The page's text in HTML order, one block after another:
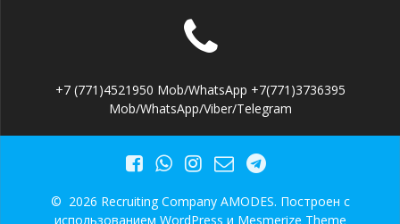
+7 (771)4521950 Mob/WhatsApp +7(771)3736395
Mob/WhatsApp/Viber/Telegram
© 2026 Recruiting Company AMODES. Построен с
использованием WordPress и Mesmerize Theme